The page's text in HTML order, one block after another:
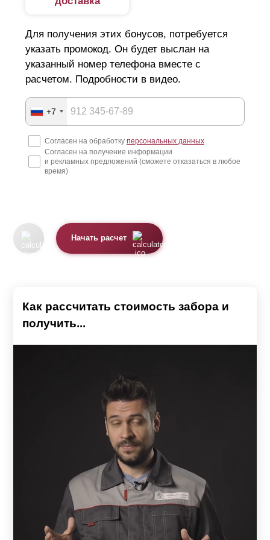
Для получения этих бонусов, потребуется
указать промокод. Он будет выслан на
указанный номер телефона вместе с
расчетом. Подробности в видео.
+7
Согласен на обработку персональных данных
Согласен на получение информации
и рекламных предложений (сможете отказаться в любое
время)
Начать расчет
Как рассчитать стоимость забора и
получить...